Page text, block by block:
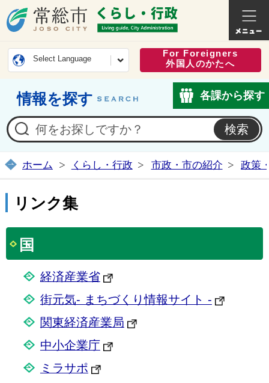
常総市公式ホームページ
くらし
Select Language
For Foreigners
外国人のかたへ
情報を探す 各課から探す
ホーム くらし・行政 市政・市の紹介 政策
リンク集
国
経済産業省
街元気- まちづくり情報サイト -
関東経済産業局
中小企業庁
ミラサポ